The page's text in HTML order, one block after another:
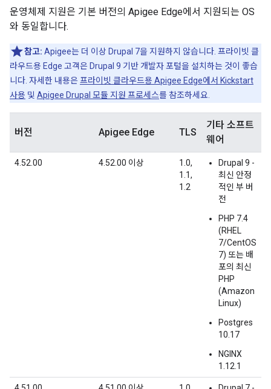
운영체제 지원은 기본 버전의 Apigee Edge에서 지원되는 OS
와 동일합니다.
참고: Apigee는 더 이상 Drupal 7을 지원하지 않습니다. 프라이빗 클
라우드용 Edge 고객은 Drupal 9 기반 개발자 포털을 설치하는 것이 좋습
니다. 자세한 내용은프라이빗 클라우드용 Apigee Edge에서 Kickstart
사용 및 Apigee Drupal 모듈 지원 프로세스를 참조하세요.
버전 Apigee Edge TLS
기타 소프트
웨어
4.52.00 4.52.00 이상
1.0,
1.1,
1.2
Drupal 9 -
최신 안정
적인 부 버
전
PHP 7.4
(RHEL
7/CentOS
7) 또는 배
포의 최신
PHP
(Amazon
Linux)
Postgres
10.17
NGINX
1.12.1